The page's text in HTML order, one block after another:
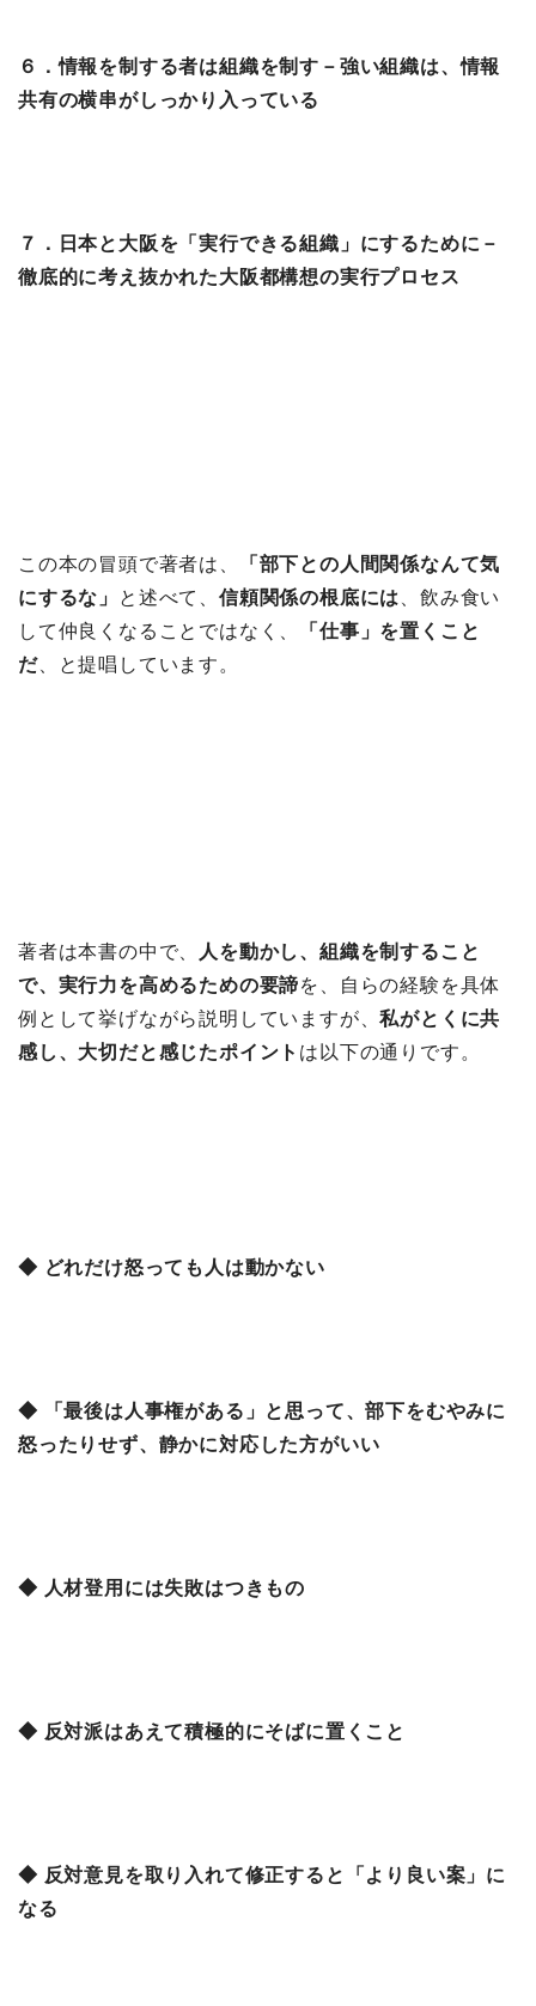
６．情報を制する者は組織を制す－強い組織は、情報
共有の横串がしっかり入っている
７．日本と大阪を「実行できる組織」にするために－
徹底的に考え抜かれた大阪都構想の実行プロセス
この本の冒頭で著者は、
「部下との人間関係なんて気
にするな」
と述べて、 信頼関係の根底には
、飲み食い
して仲良くなることではなく、
「仕事」を置くこと
だ、と提唱しています。
著者は本書の中で、
人を動かし、組織を制すること
で、実行力を高めるための要諦を、自らの経験を具体
例として挙げながら説明していますが、私がとくに共
感し、大切だと感じたポイント は以下の通りです。
◆ どれだけ怒っても人は動かない
◆ 「最後は人事権がある」と思って、部下をむやみに
怒ったりせず、静かに対応した方がいい
◆ 人材登用には失敗はつきもの
◆ 反対派はあえて積極的にそばに置くこと
◆ 反対意見を取り入れて修正すると「より良い案」に
なる